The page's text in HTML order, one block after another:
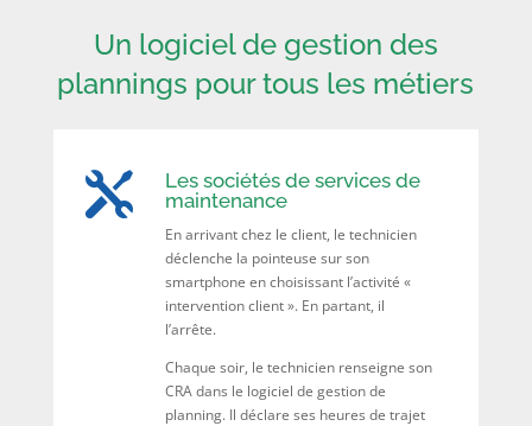
Un logiciel de gestion des
plannings pour tous les métiers

Les sociétés de services de
maintenance
En arrivant chez le client, le technicien
déclenche la pointeuse sur son
smartphone en choisissant l’activité «
intervention client ». En partant, il
l’arrête.
Chaque soir, le technicien renseigne son
CRA dans le logiciel de gestion de
planning. Il déclare ses heures de trajet